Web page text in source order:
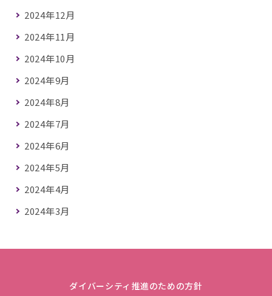
2024年12月
2024年11月
2024年10月
2024年9月
2024年8月
2024年7月
2024年6月
2024年5月
2024年4月
2024年3月
ダイバーシティ推進のための方針